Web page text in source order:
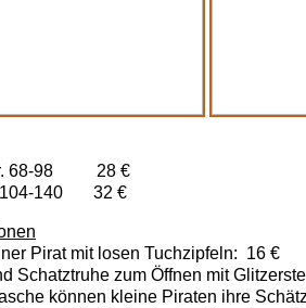
68-98 28 €
140 32 €
Pirat mit losen Tuchzipfeln: 16 €
Schatztruhe zum Öffnen mit
können kleine Piraten ihre